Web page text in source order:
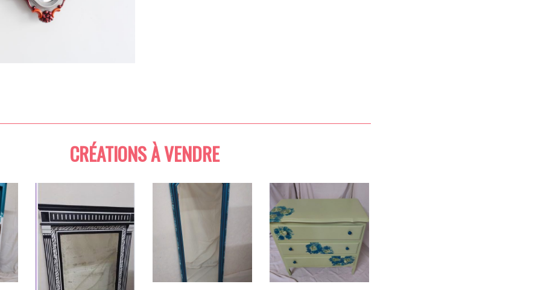
CRÉATIONS À VENDRE